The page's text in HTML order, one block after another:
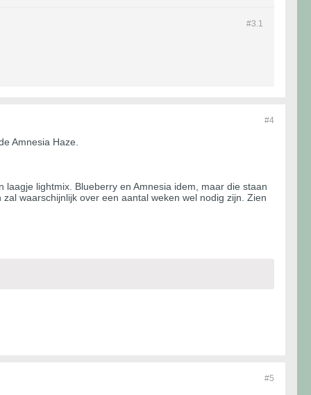
#3. 1
#4
Amnesia Haze.
lightmix. Blueberry en Amnesia idem, maar die staan
waarschijnlijk over een aantal weken wel nodig zijn. Zien
#5